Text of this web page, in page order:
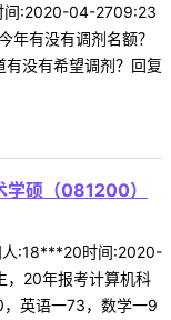
间:2020-04-2709:23
年有没有调剂名额？
没有希望调剂？回复
硕（081200）
人:18***20时间:2020-
20年报考计算机科
英语一73，数学一9